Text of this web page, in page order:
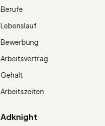
Berufe
Lebenslauf
Bewerbung
Arbeitsvertrag
Gehalt
Arbeitszeiten
Adknight